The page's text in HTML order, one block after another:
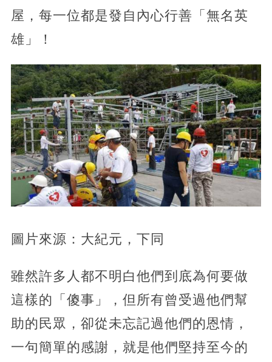
屋，每一位都是發自內心行善「無名英
雄」！
圖片來源：大紀元，下同
雖然許多人都不明白他們到底為何要做
這樣的「傻事」，但所有曾受過他們幫
助的民眾，卻從未忘記過他們的恩情，
一句簡單的感謝，就是他們堅持至今的